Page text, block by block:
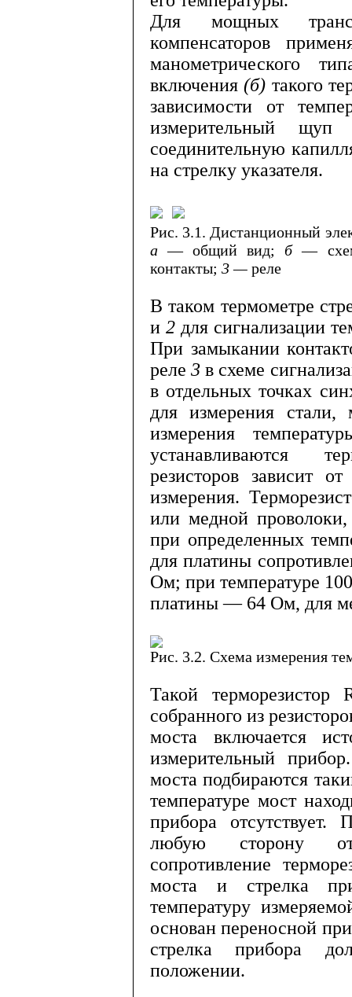
Для мощных
компенсаторов
манометрического
включения(б) такого
зависимости от
измерительный щуп
соединительную
на стрелку указателя.
Рис. 3.1. Дистанционный
а— общий вид;б—
контакты; 3 — реле
В таком термометре
и 2 для сигнализации
При замы­кании
реле3в схеме
в отдельных точках
для измерения
измере­ния
устанавливаются
резисторов зависит
измерения.
или медной
при определенных
для платины
Ом; при температуре
платины — 64 Ом, для
Рис. 3.2. Схема измерения
Такой терморезистор
собранного из
моста включается
измерительный
моста подбираются
температуре мост
прибора
любую сторону от
сопротивление
моста и стрелка
температуру
основан переносной
стрелка прибора
положении.